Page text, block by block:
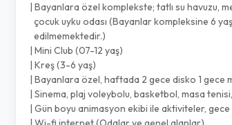
| Bayanlara özel komplekste; tatlı su havuzu,
çocuk uyku odası (Bayanlar kompleksine 6
edilmemektedir.)
| Mini Club (07-12 yaş)
| Kreş (3-6 yaş)
| Bayanlara özel, haftada 2 gece disko 1 gece
| Sinema, plaj voleybolu, basketbol, masa
| Gün boyu animasyon ekibi ile aktiviteler, gece